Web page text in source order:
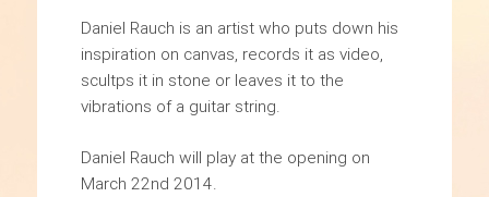
Daniel Rauch is an artist who puts down his
inspiration on canvas, records it as video,
scultps it in stone or leaves it to the
vibrations of a guitar string.
Daniel Rauch will play at the opening on
March 22nd 2014.